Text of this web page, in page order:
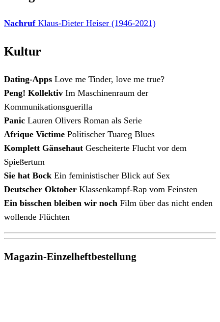
NachrufKlaus-Dieter Heiser (1946-2021)
Kultur
Dating-Apps Love me Tinder, love me true?
Peng! Kollektiv Im Maschinenraum der
Kommunikationsguerilla
Panic Lauren Olivers Roman als Serie
Afrique Victime Politischer Tuareg Blues
Komplett Gänsehaut Gescheiterte Flucht vor dem
Spießertum
Sie hat Bock Ein feministischer Blick auf Sex
Deutscher Oktober Klassenkampf-Rap vom Feinsten
Ein bisschen bleiben wir noch Film über das nicht enden
wollende Flüchten
Magazin-Einzelheftbestellung